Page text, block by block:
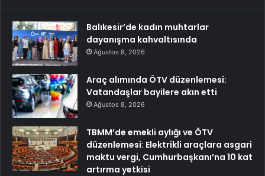
Balıkesir’de kadın muhtarlar
dayanışma kahvaltısında
Ağustos 8, 2026
Araç alımında ÖTV düzenlemesi:
Vatandaşlar bayilere akın etti
Ağustos 8, 2026
TBMM’de emekli aylığı ve ÖTV
düzenlemesi: Elektrikli araçlara asgari
maktu vergi, Cumhurbaşkanı’na 10 kat
artırma yetkisi